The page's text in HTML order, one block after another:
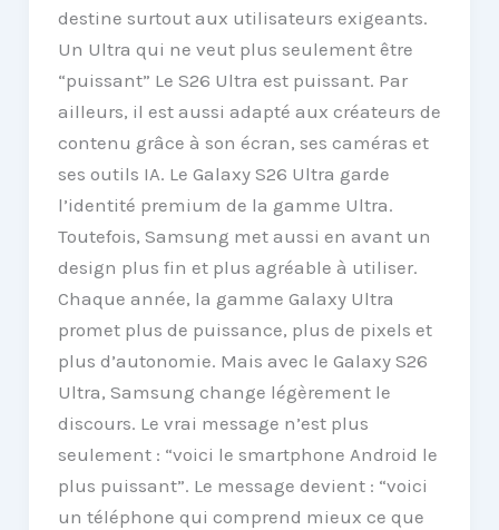
destine surtout aux utilisateurs exigeants.
Un Ultra qui ne veut plus seulement être
“puissant” Le S26 Ultra est puissant. Par
ailleurs, il est aussi adapté aux créateurs de
contenu grâce à son écran, ses caméras et
ses outils IA. Le Galaxy S26 Ultra garde
l’identité premium de la gamme Ultra.
Toutefois, Samsung met aussi en avant un
design plus fin et plus agréable à utiliser.
Chaque année, la gamme Galaxy Ultra
promet plus de puissance, plus de pixels et
plus d’autonomie. Mais avec le Galaxy S26
Ultra, Samsung change légèrement le
discours. Le vrai message n’est plus
seulement : “voici le smartphone Android le
plus puissant”. Le message devient : “voici
un téléphone qui comprend mieux ce que